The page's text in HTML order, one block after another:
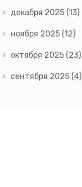
декабря 2025 (13)
ноября 2025 (12)
октября 2025 (23)
сентября 2025 (4)